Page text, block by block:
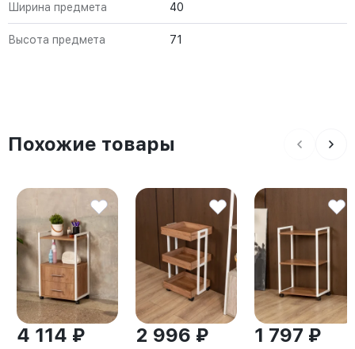
Ширина предмета 40
Высота предмета 71
Похожие товары
4 114 ₽ 2 996 ₽ 1 797 ₽